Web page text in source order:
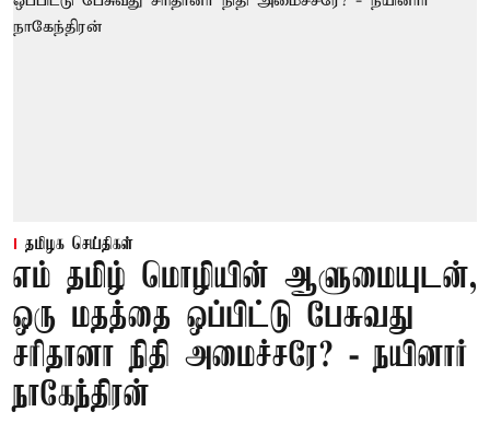
தமிழக செய்திகள்
எம் தமிழ் மொழியின் ஆளுமையுடன்,
ஒரு மதத்தை ஒப்பிட்டு பேசுவது
சரிதானா நிதி அமைச்சரே? - நயினார்
நாகேந்திரன்